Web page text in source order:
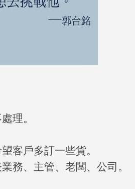
理。
客戶多訂一些貨。
務、主管、老闆、公司。